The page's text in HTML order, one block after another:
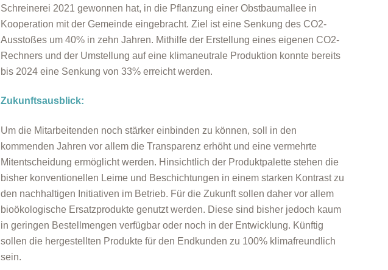
Schreinerei 2021 gewonnen hat, in die Pflanzung einer Obstbaumallee in
Kooperation mit der Gemeinde eingebracht. Ziel ist eine Senkung des CO2-
Ausstoßes um 40% in zehn Jahren. Mithilfe der Erstellung eines eigenen CO2-
Rechners und der Umstellung auf eine klimaneutrale Produktion konnte bereits
bis 2024 eine Senkung von 33% erreicht werden.
Zukunftsausblick:
Um die Mitarbeitenden noch stärker einbinden zu können, soll in den
kommenden Jahren vor allem die Transparenz erhöht und eine vermehrte
Mitentscheidung ermöglicht werden. Hinsichtlich der Produktpalette stehen die
bisher konventionellen Leime und Beschichtungen in einem starken Kontrast zu
den nachhaltigen Initiativen im Betrieb. Für die Zukunft sollen daher vor allem
bioökologische Ersatzprodukte genutzt werden. Diese sind bisher jedoch kaum
in geringen Bestellmengen verfügbar oder noch in der Entwicklung. Künftig
sollen die hergestellten Produkte für den Endkunden zu 100% klimafreundlich
sein.